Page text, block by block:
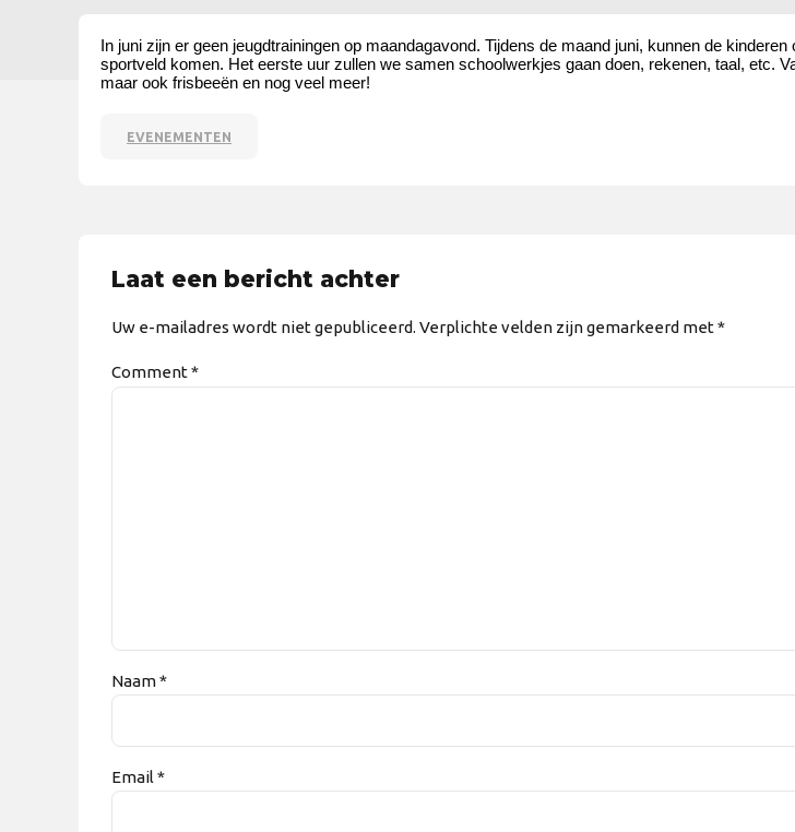
In juni zijn er geen jeugdtrainingen op maandagavond. Tijdens de maand juni, kunnen de
sportveld komen. Het eerste uur zullen we samen schoolwerkjes gaan doen, rekenen, taal, etc.
maar ook frisbeeën en nog veel meer!
EVENEMENTEN
Laat een bericht achter
Uw e-mailadres wordt niet gepubliceerd. Verplichte velden zijn gemarkeerd met *
Comment*
Naam *
Email *